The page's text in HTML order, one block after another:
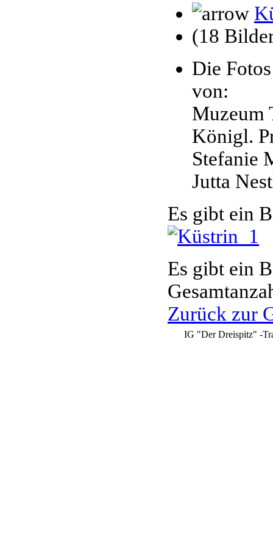
(18
Die
von:
Muzeum
Königl.
Stefanie
Jutta
Es gibt ein
Es gibt ein
Zurück zur
IG "Der Dreispitz" -